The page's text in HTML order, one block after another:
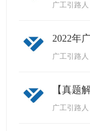
广工引路人
2022年
广工引路人
【真题
广工引路人